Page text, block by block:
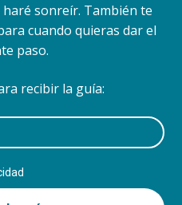
sonreír. También te
cuando quieras dar el
paso.
recibir la guía: